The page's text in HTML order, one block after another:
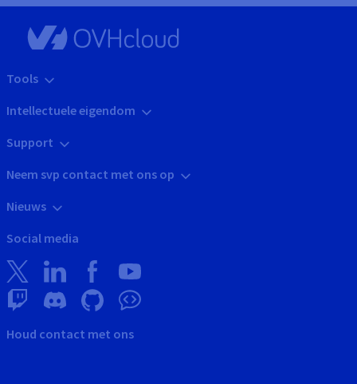
Tools
Intellectuele eigendom
Support
Neem svp contact met ons op
Nieuws
Social media
Houd contact met ons